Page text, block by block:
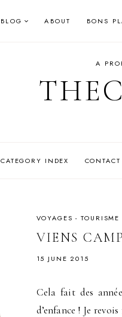
BLOG ABOUT BONS
A
CATEGORY INDEX CONTACT
VOYAGES - TOURISME
VIENS
15 JUNE 2015
Cela fait des
d’enfance ! Je